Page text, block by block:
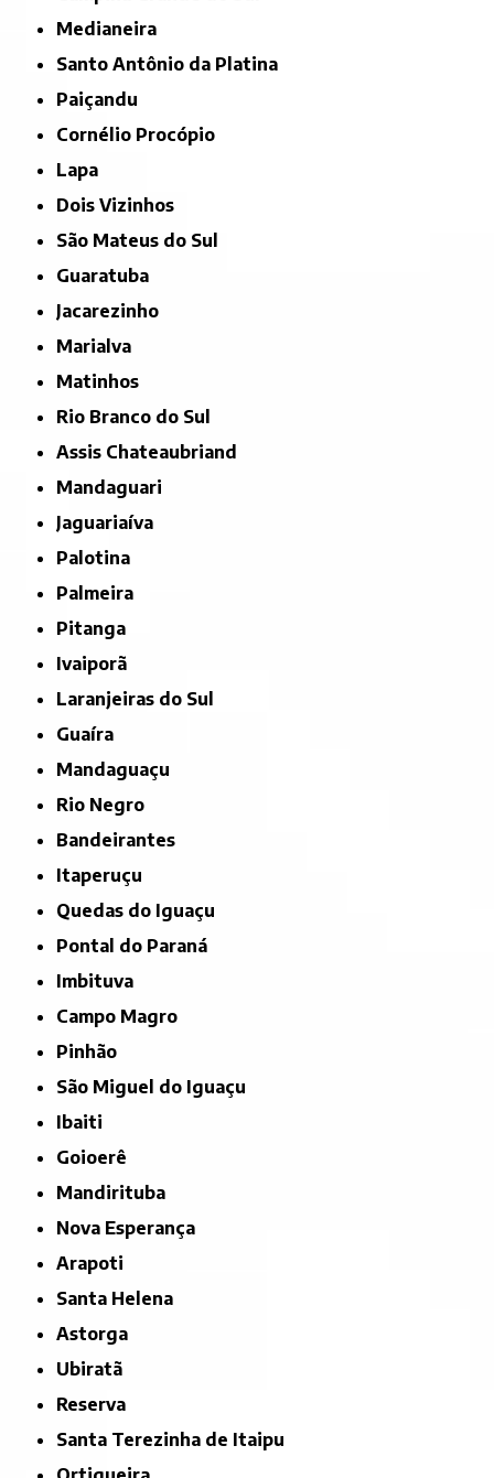
Medianeira
Santo Antônio da Platina
Paiçandu
Cornélio Procópio
Lapa
Dois Vizinhos
São Mateus do Sul
Guaratuba
Jacarezinho
Marialva
Matinhos
Rio Branco do Sul
Assis Chateaubriand
Mandaguari
Jaguariaíva
Palotina
Palmeira
Pitanga
Ivaiporã
Laranjeiras do Sul
Guaíra
Mandaguaçu
Rio Negro
Bandeirantes
Itaperuçu
Quedas do Iguaçu
Pontal do Paraná
Imbituva
Campo Magro
Pinhão
São Miguel do Iguaçu
Ibaiti
Goioerê
Mandirituba
Nova Esperança
Arapoti
Santa Helena
Astorga
Ubiratã
Reserva
Santa Terezinha de Itaipu